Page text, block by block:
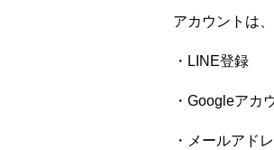
アカウントは、
・LINE登録
・Googleアカ
・メールアド